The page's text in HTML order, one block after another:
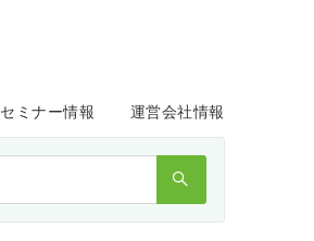
セミナー情報 運営会社情報